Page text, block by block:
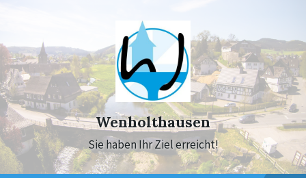
navigation
Wenholthausen
Sie haben Ihr Ziel erreicht!